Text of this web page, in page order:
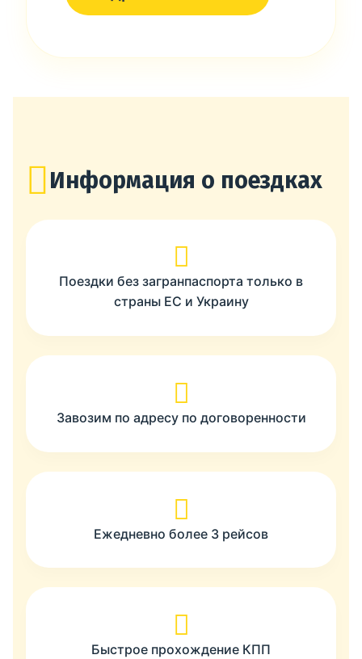
Информация о поездках
Поездки без загранпаспорта только в
страны ЕС и Украину
Завозим по адресу по договоренности
Ежедневно более 3 рейсов
Быстрое прохождение КПП